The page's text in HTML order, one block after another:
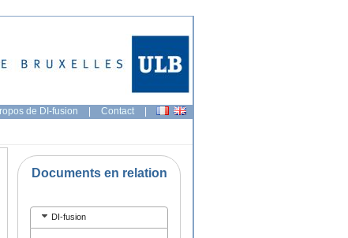
de DI-fusion | Contact |
Documents en relation
DI-fusion